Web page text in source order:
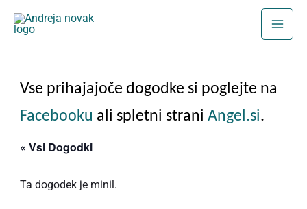
Vse prihajajoče dogodke si poglejte na
Facebooku ali spletni strani Angel.si.
« Vsi Dogodki
Ta dogodek je minil.